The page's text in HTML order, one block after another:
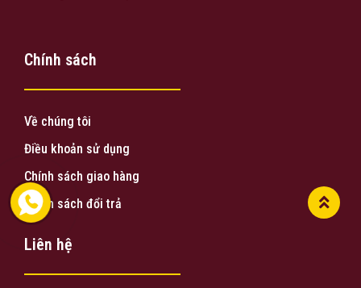
Chính sách
Về chúng tôi
Điều khoản sử dụng
Chính sách giao hàng
Chính sách đổi trả
Liên hệ